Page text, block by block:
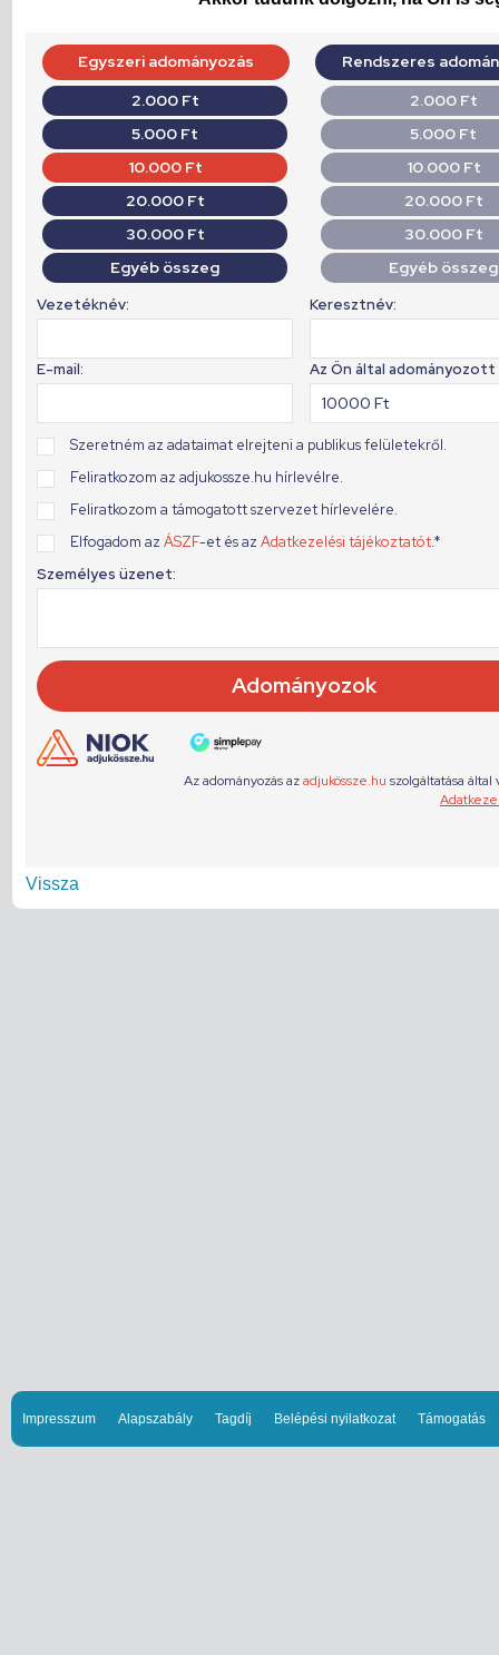
Vissza
Impresszum Alapszabály Tagdíj Belépési nyilatkozat Támogatás